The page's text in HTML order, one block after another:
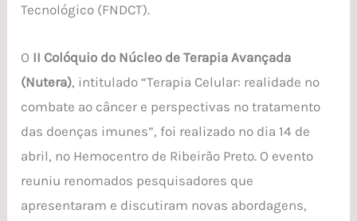
Tecnológico (FNDCT).
O II Colóquio do Núcleo de Terapia Avançada
(Nutera), intitulado “Terapia Celular: realidade no
combate ao câncer e perspectivas no tratamento
das doenças imunes”, foi realizado no dia 14 de
abril, no Hemocentro de Ribeirão Preto. O evento
reuniu renomados pesquisadores que
apresentaram e discutiram novas abordagens,